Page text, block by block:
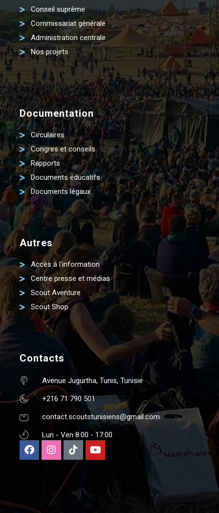
Conseil suprême
Commissariat générale
Administration centrale
Nos projets
Documentation
Circulaires
Congres et conseils
Rapports
Documents éducatifs
Documents légaux
Autres
Accès à l'information
Centre presse et médias
Scout Aventure
Scout Shop
Contacts
Avenue Jugurtha, Tunis, Tunisie
+216 71 790 501
contact.scoutstunisiens@gmail.com
Lun - Ven 8:00 - 17:00